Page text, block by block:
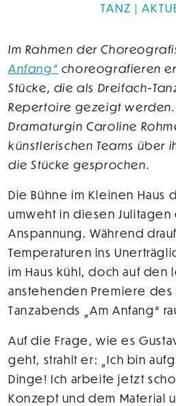
TANZ
Im Rahmen der
Anfang“ choreografieren
Stücke, die als Dreifach-
Repertoire gezeigt
Dramaturgin Caroline
künstlerischen Teams über
die Stücke gesprochen.
Die Bühne im Kleinen Haus
umweht in diesen
Anspannung. Während
Temperaturen ins
im Haus kühl, doch auf den
anstehenden Premiere des
Tanzabends „Am Anfang“
Auf die Frage, wie es
geht, strahlt er: „Ich bin
Dinge! Ich arbeite jetzt
Konzept und dem Material